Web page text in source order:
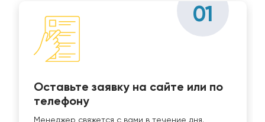
01
Оставьте заявку на сайте или по
телефону
Менеджер свяжется с вами в течение дня.